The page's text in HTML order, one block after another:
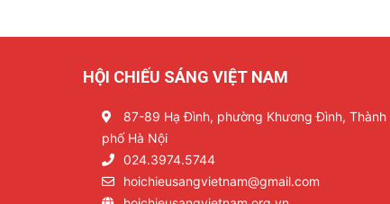
HỘI CHIẾU SÁNG VIỆT NAM
87-89 Hạ Đình, phường Khương Đình, Thành
phố Hà Nội
024.3974.5744
hoichieusangvietnam@gmail.com